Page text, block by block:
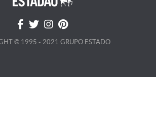
© 1995 - 2021 GRUPO ESTADO